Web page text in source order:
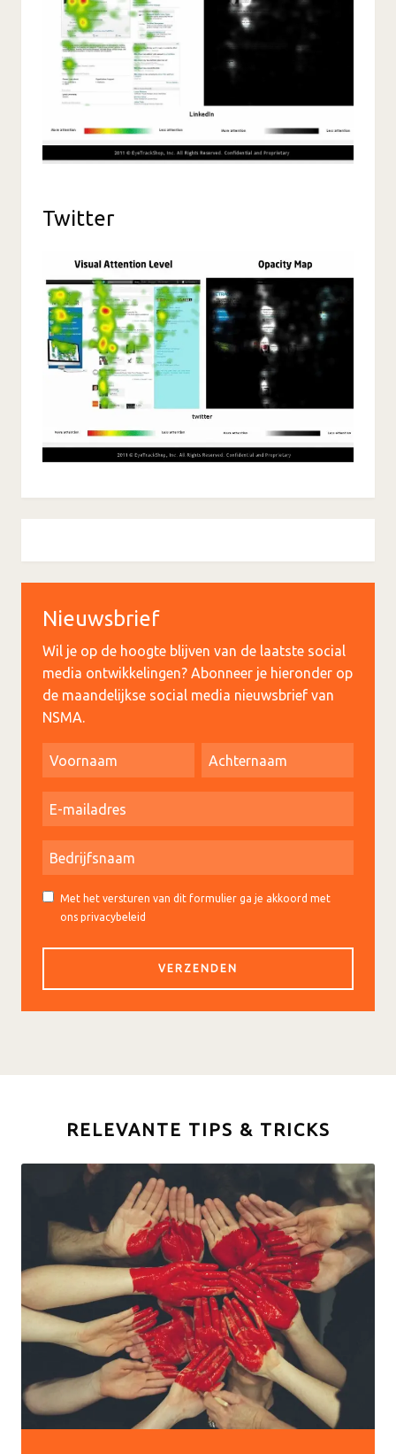
Twitter
Nieuwsbrief
Wil je op de hoogte blijven van de laatste social
media ontwikkelingen? Abonneer je hieronder op
de maandelijkse social media nieuwsbrief van
NSMA.
Met het versturen van dit formulier ga je akkoord met
ons privacybeleid
RELEVANTE TIPS & TRICKS